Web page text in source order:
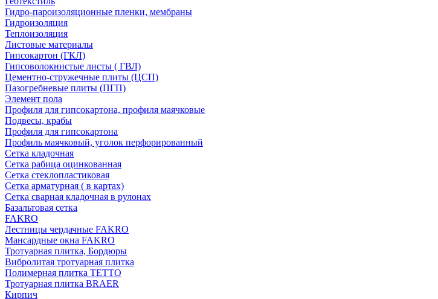
Гидро-пароизоляционные пленки, мембраны
Гидроизоляция
Теплоизоляция
Листовые материалы
Гипсокартон (ГКЛ)
Гипсоволокнистые листы ( ГВЛ)
Цементно-стружечные плиты (ЦСП)
Пазогребневые плиты (ПГП)
Элемент пола
Профиля для гипсокартона, профиля маячковые
Подвесы, крабы
Профиля для гипсокартона
Профиль маячковый, уголок перфорированный
Сетка кладочная
Сетка рабица оцинкованная
Сетка стеклопластиковая
Сетка арматурная ( в картах)
Сетка сварная кладочная в рулонах
Базальтовая сетка
FAKRO
Лестницы чердачные FAKRO
Мансардные окна FAKRO
Тротуарная плитка, Бордюры
Вибролитая тротуарная плитка
Полимерная плитка TETTO
Тротуарная плитка BRAER
Кирпич